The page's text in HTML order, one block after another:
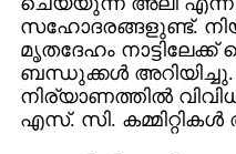
സഹോദരങ്ങളുണ്ട്.
മൃതദേഹം
ബന്ധുക്കള്‍
നിര്യാണത്തില്‍
എസ്. സി.